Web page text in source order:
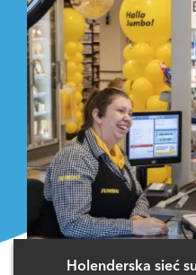
Holenderska sieć